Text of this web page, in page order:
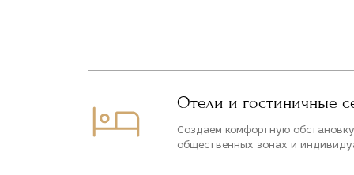
Отели и гостиничные
Создаем комфортную
общественных зонах и